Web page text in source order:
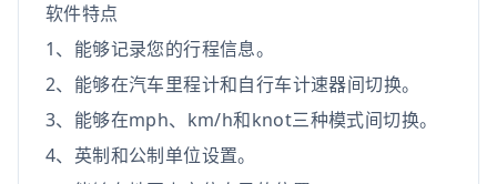
软件特点
1、能够记录您的行程信息。
2、能够在汽车里程计和自行车计速器间切换。
3、能够在mph、km/h和knot三种模式间切换。
4、英制和公制单位设置。